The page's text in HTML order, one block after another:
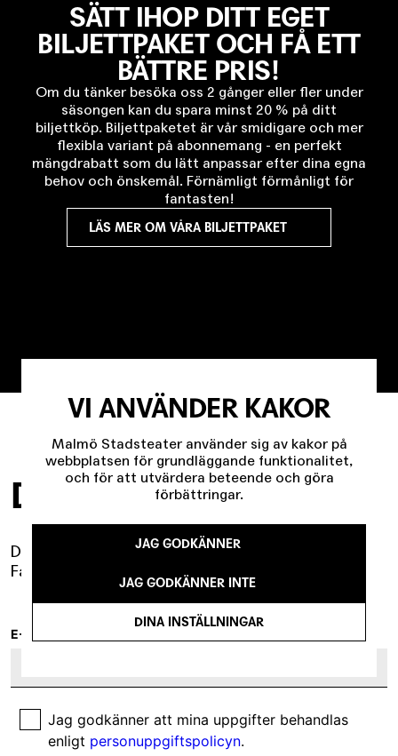
SÄTT IHOP DITT EGET
BILJETTPAKET OCH FÅ ETT
BÄTTRE PRIS!
Om du tänker besöka oss 2 gånger eller fler under
säsongen kan du spara minst 20 % på ditt
biljettköp. Biljettpaketet är vår smidigare och mer
flexibla variant på abonnemang - en perfekt
mängdrabatt som du lätt anpassar efter dina egna
behov och önskemål. Förnämligt förmånligt för
fantasten!
LÄS MER OM VÅRA BILJETTPAKET
DRAMA I INKORGEN
Det händer mer än du tror.
Få det samlat i vårt nyhetsbrev.
E-POST
Jag godkänner att mina uppgifter behandlas
enligt personuppgiftspolicyn.
VI ANVÄNDER KAKOR
Malmö Stadsteater använder sig av kakor på
webbplatsen för grundläggande funktionalitet,
och för att utvärdera beteende och göra
förbättringar.
JAG GODKÄNNER
JAG GODKÄNNER INTE
DINA INSTÄLLNINGAR